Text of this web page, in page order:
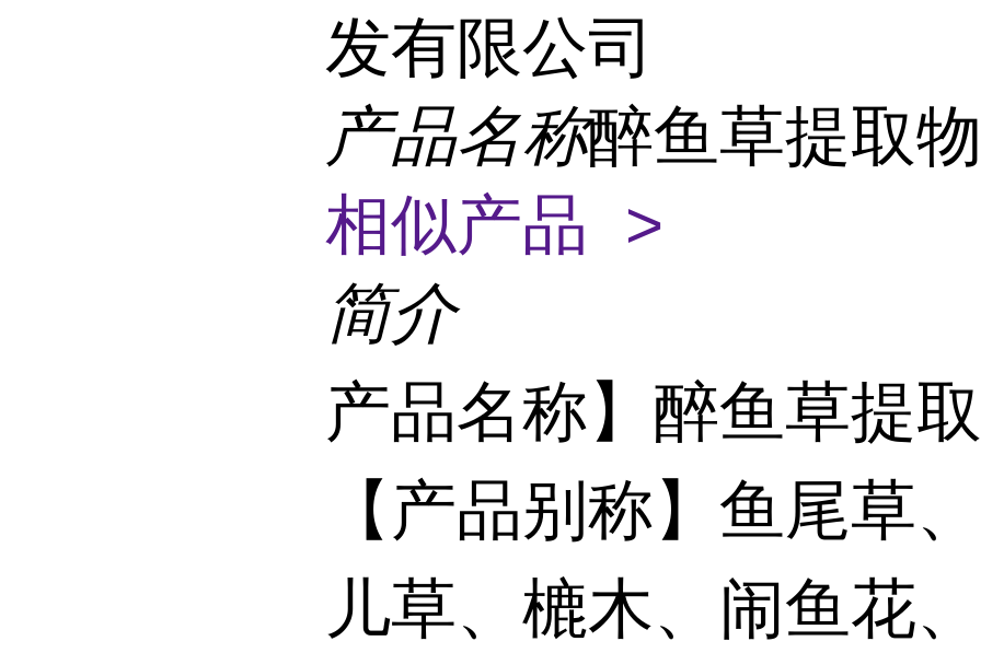
发有限公司
产品名称醉鱼草提取
相似产品 >
简介
产品名称】醉鱼草提
【产品别称】鱼尾草
儿草、樚木、闹鱼花